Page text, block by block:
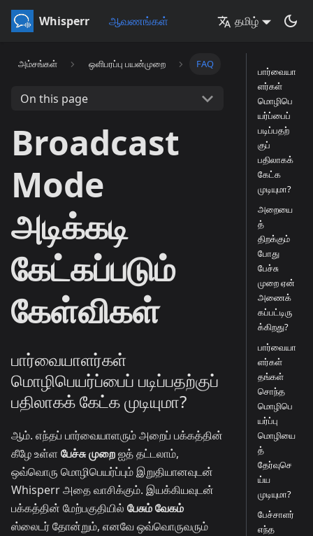
Whisperr ஆவணங்கள் தமிழ்
அம்சங்கள் ஒளிபரப்பு பயன்முறை FAQ
On this page
Broadcast
Mode
அடிக்கடி
கேட்கப்படும்
கேள்விகள்
பார்வையாளர்கள்
மொழிபெயர்ப்பைப் படிப்பதற்குப்
பதிலாகக் கேட்க முடியுமா?
ஆம். எந்தப் பார்வையாளரும் அறைப் பக்கத்தின்
கீழே உள்ள பேச்சு முறைஐத் தட்டலாம்,
ஒவ்வொரு மொழிபெயர்ப்பும் இறுதியானவுடன்
Whisperr அதை வாசிக்கும். இயக்கியவுடன்
பக்கத்தின் மேற்பகுதியில் பேசும் வேகம்
ஸ்லைடர் தோன்றும், எனவே ஒவ்வொருவரும்
பார்வையா
ளர்கள்
மொழிபெ
யர்ப்பைப்
படிப்பதற்
குப்
பதிலாகக்
கேட்க
முடியுமா?
அறையை
த்
திறக்கும்
போது
பேச்சு
முறை ஏன்
அணைக்
கப்பட்டிரு
க்கிறது?
பார்வையா
ளர்கள்
தங்கள்
சொந்த
மொழிபெ
யர்ப்பு
மொழியை
த்
தேர்வுசெ
ய்ய
முடியுமா?
பேச்சாளர்
எந்த